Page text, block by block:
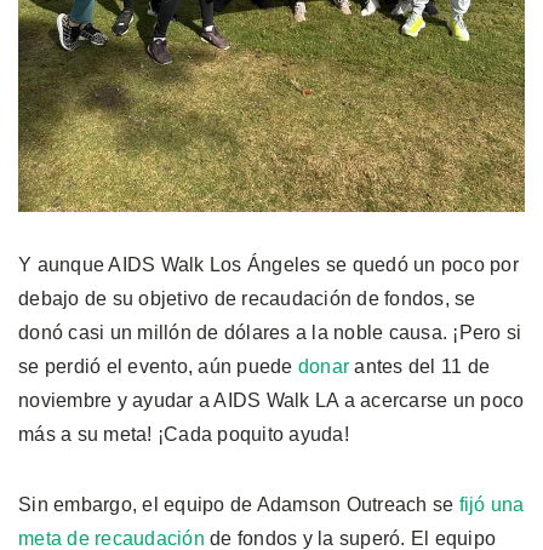
Y aunque AIDS Walk Los Ángeles se quedó un poco por
debajo de su objetivo de recaudación de fondos, se
donó casi un millón de dólares a la noble causa. ¡Pero si
se perdió el evento, aún puede donar antes del 11 de
noviembre y ayudar a AIDS Walk LA a acercarse un poco
más a su meta! ¡Cada poquito ayuda!
Sin embargo, el equipo de Adamson Outreach se fijó una
meta de recaudación de fondos y la superó. El equipo